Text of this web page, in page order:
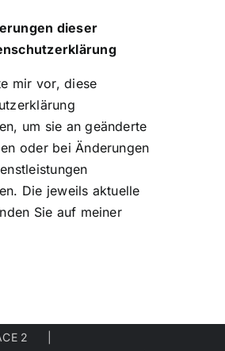
dieser
mir vor, diese
um sie an geänderte
oder bei Änderungen
Die jeweils aktuelle
Sie auf meiner
2